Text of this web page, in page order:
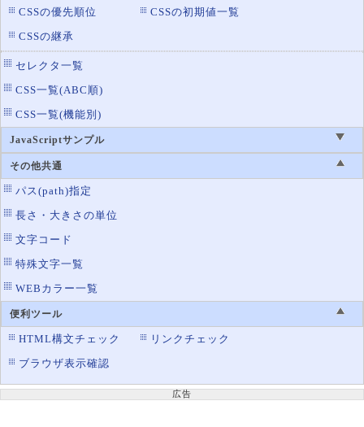
border-top-color 罫線の上辺の色設定
color
column-rule-color
opacity
outline-color
text-decoration-color
text-emphasis-color
CSSの優先順位
CSSの初期値一覧
CSSの継承
セレクタ一覧
CSS一覧(ABC順)
CSS一覧(機能別)
JavaScriptサンプル
その他共通
パス(path)指定
長さ・大きさの単位
文字コード
特殊文字一覧
WEBカラー一覧
便利ツール
HTML構文チェック
リンクチェック
ブラウザ表示確認
広告